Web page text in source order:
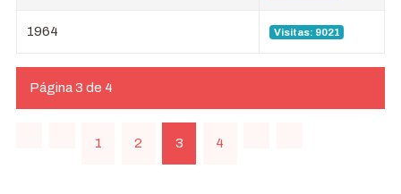
1964 Visitas: 9021
Página 3 de 4
1 2 3 4